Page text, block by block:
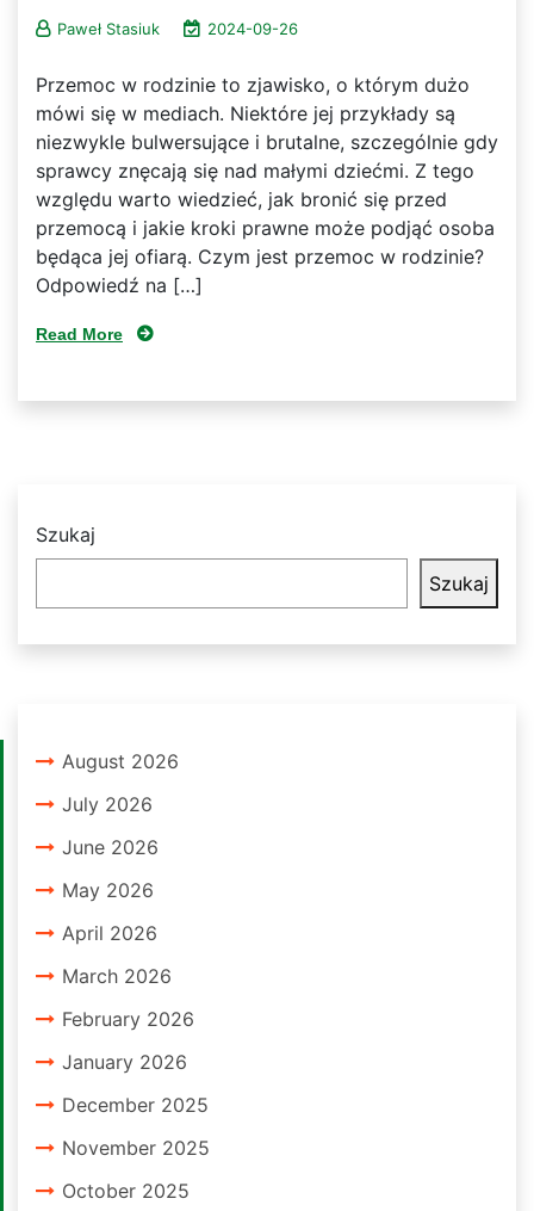
Paweł Stasiuk 2024-09-26
Przemoc w rodzinie to zjawisko, o którym dużo
mówi się w mediach. Niektóre jej przykłady są
niezwykle bulwersujące i brutalne, szczególnie gdy
sprawcy znęcają się nad małymi dziećmi. Z tego
względu warto wiedzieć, jak bronić się przed
przemocą i jakie kroki prawne może podjąć osoba
będąca jej ofiarą. Czym jest przemoc w rodzinie?
Odpowiedź na […]
Read More
Szukaj
Szukaj
August 2026
July 2026
June 2026
May 2026
April 2026
March 2026
February 2026
January 2026
December 2025
November 2025
October 2025